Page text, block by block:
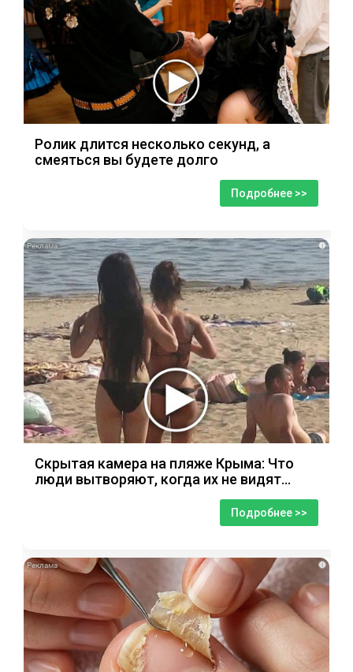
Ролик длится несколько секунд, а
смеяться вы будете долго
Подробнее >>
i
Скрытая камера на пляже Крыма: Что
люди вытворяют, когда их не видят...
Подробнее >>
i